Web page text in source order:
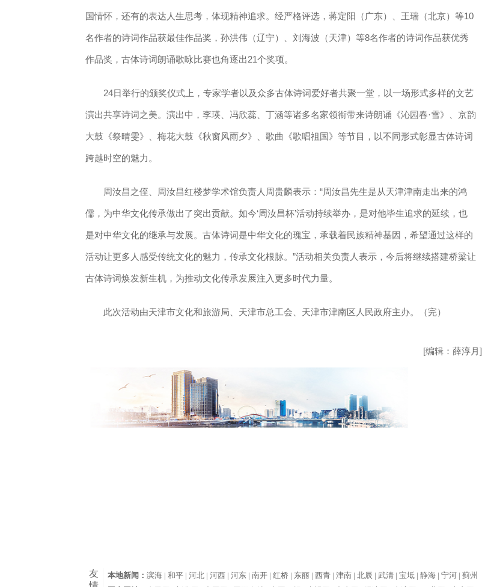
国情怀，还有的表达人生思考，体现精神追求。经严格评选，蒋定阳（广东）、王瑞（北京）等10
名作者的诗词作品获最佳作品奖，孙洪伟（辽宁）、刘海波（天津）等8名作者的诗词作品获优秀
作品奖，古体诗词朗诵歌咏比赛也角逐出21个奖项。
24日举行的颁奖仪式上，专家学者以及众多古体诗词爱好者共聚一堂，以一场形式多样的文艺
演出共享诗词之美。演出中，李瑛、冯欣蕊、丁涵等诸多名家领衔带来诗朗诵《沁园春·雪》、京韵
大鼓《祭晴雯》、梅花大鼓《秋窗风雨夕》、歌曲《歌唱祖国》等节目，以不同形式彰显古体诗词
跨越时空的魅力。
周汝昌之侄、周汝昌红楼梦学术馆负责人周贵麟表示：“周汝昌先生是从天津津南走出来的鸿
儒，为中华文化传承做出了突出贡献。如今‘周汝昌杯’活动持续举办，是对他毕生追求的延续，也
是对中华文化的继承与发展。古体诗词是中华文化的瑰宝，承载着民族精神基因，希望通过这样的
活动让更多人感受传统文化的魅力，传承文化根脉。”活动相关负责人表示，今后将继续搭建桥梁让
古体诗词焕发新生机，为推动文化传承发展注入更多时代力量。
此次活动由天津市文化和旅游局、天津市总工会、天津市津南区人民政府主办。（完）
[编辑：薛淳月]
友
本地新闻： 滨海 |和平 |河北 |河西 |河东 |南开 |红桥 | 东丽 |西青 |津南 |北辰 |武清 |宝坻 |静海 |宁河 |蓟州